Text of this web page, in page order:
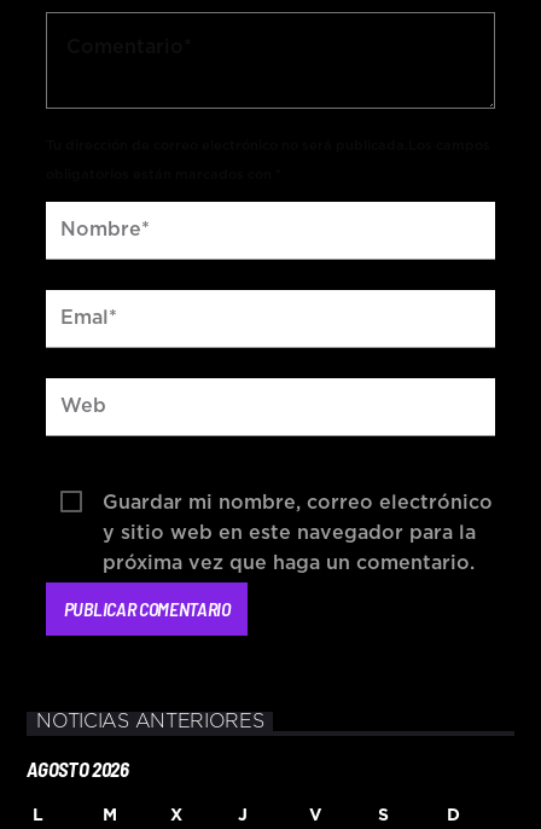
Guardar mi nombre, correo electrónico
y sitio web en este navegador para la
próxima vez que haga un comentario.
NOTICIAS ANTERIORES
AGOSTO 2026
L M X J V S D